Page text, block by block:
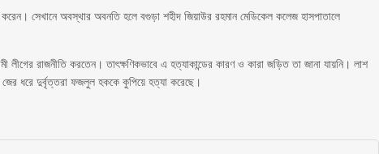
করেন। সেখানে অবস্থার অবনতি হলে বগুড়া শহীদ জিয়াউর রহমান মেডিকেল কলেজ হাসপাতালে
লীগের রাজনীতি করতেন। তাৎক্ষণিকভাবে এ হত্যাকান্ডের কারণ ও কারা জড়িত তা জানা যায়নি। লাশ
জের ধরে দুর্বৃত্তরা ফজলুল হককে কুপিয়ে হত্যা করেছে।